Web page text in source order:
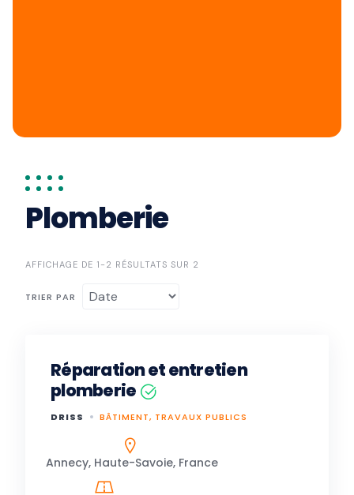
Plomberie
AFFICHAGE DE 1-2 RÉSULTATS SUR 2
TRIER PAR
Réparation et entretien
plomberie
DRISS BÂTIMENT, TRAVAUX PUBLICS
Annecy, Haute-Savoie, France